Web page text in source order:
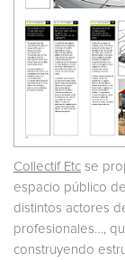
Collectif Etc se
espacio público
distintos actores
profesionales…,
construyendo